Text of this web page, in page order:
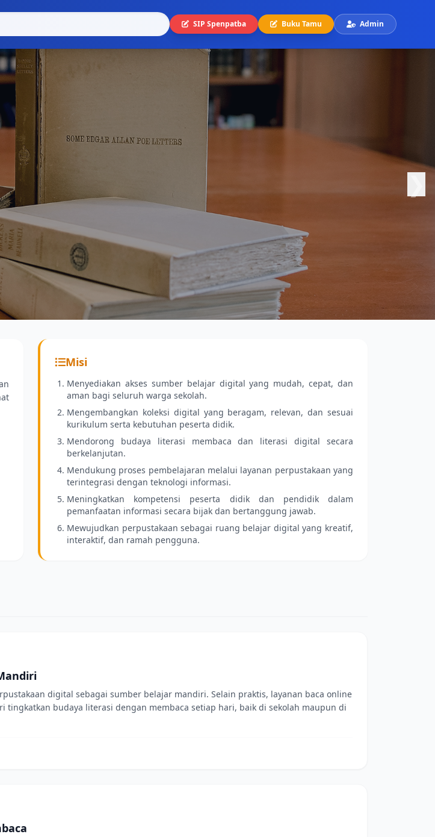
SIP Spenpatba Buku Tamu Admin
Misi
Menyediakan akses sumber belajar digital yang mudah, cepat, dan
aman bagi seluruh warga sekolah.
Mengembangkan koleksi digital yang beragam, relevan, dan sesuai
kurikulum serta kebutuhan peserta didik.
Mendorong budaya literasi membaca dan literasi digital secara
berkelanjutan.
Mendukung proses pembelajaran melalui layanan perpustakaan yang
terintegrasi dengan teknologi informasi.
Meningkatkan kompetensi peserta didik dan pendidik dalam
pemanfaatan informasi secara bijak dan bertanggung jawab.
Mewujudkan perpustakaan sebagai ruang belajar digital yang kreatif,
interaktif, dan ramah pengguna.
digital sebagai sumber belajar mandiri. Selain praktis, layanan baca online
budaya literasi dengan membaca setiap hari, baik di sekolah maupun di